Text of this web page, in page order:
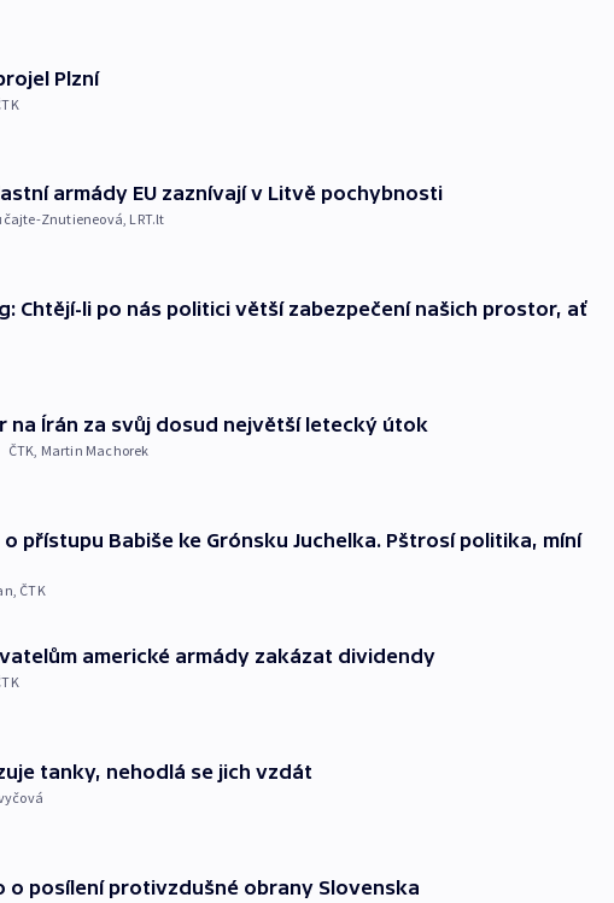
Plzní
armády EU zaznívají v Litvě pochybnosti
Znutieneová, LRT.lt
Chtějí-li po nás politici větší zabezpečení našich prostor, ať
na Írán za svůj dosud největší letecký útok
ČTK, Martin Machorek
přístupu Babiše ke Grónsku Juchelka. Pštrosí politika, míní
, ČTK
americké armády zakázat dividendy
tanky, nehodlá se jich vzdát
o posílení protivzdušné obrany Slovenska